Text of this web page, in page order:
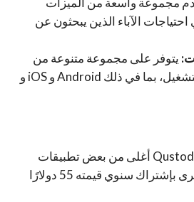
احتياجات الآباء الذين يبحثون عن
يتوفر على مجموعة متنوعة من
الأجهزة وانظمة التشغيل، بما في ذلك Android و iOS و
قد يكون Qustodio أغلى من بعض تطبيقات
الرقابة الأبوية الأخرى بإشتراك سنوي قيمته 55 دولارًا